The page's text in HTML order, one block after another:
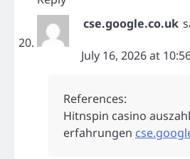
cse.google.co.uk
July 16, 2026 at
References:
Hitnspin casino
erfahrungen